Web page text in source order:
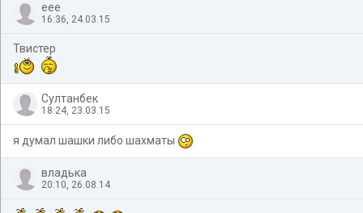
еее
16:36, 24.03.15
Твистер
Султанбек
18:24, 23.03.15
я думал шашки либо шахматы
владька
20:10, 26.08.14